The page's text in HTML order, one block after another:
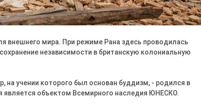
внешнего мира. При режиме Рана здесь проводилась
независимости в британскую колониальную
на учении которого был основан буддизм, - родился в
является объектом Всемирного наследия ЮНЕСКО.